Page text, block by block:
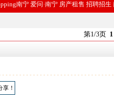
南宁 爱问·南宁 房产租售 招聘招生
第1/3页 1
！